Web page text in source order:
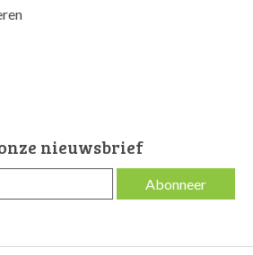
nieuwsbrief
Abonneer